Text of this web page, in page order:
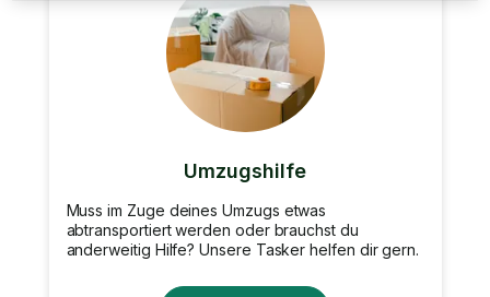
Umzugshilfe
Muss im Zuge deines Umzugs etwas
abtransportiert werden oder brauchst du
anderweitig Hilfe? Unsere Tasker helfen dir gern.